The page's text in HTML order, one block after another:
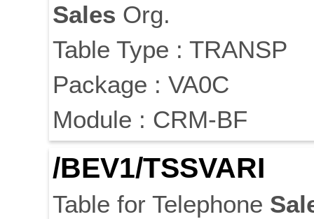
Sales Org.
Table Type : TRANSP
Package : VA0C
Module : CRM-BF
/BEV1/TSSVARI
Table for Telephone